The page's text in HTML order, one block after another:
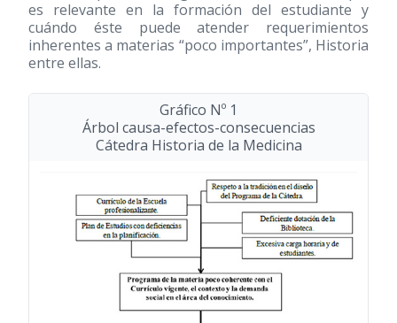
es relevante en la formación del estudiante y
cuándo éste puede atender requerimientos
inherentes a materias “poco importantes”, Historia
entre ellas.
Gráfico Nº 1
Árbol causa-efectos-consecuencias
Cátedra Historia de la Medicina